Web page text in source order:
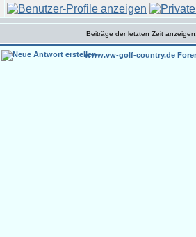
Beiträge der letzten Zeit
www.vw-golf-country.de